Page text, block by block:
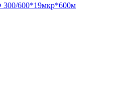
300/600*19мкр*600м